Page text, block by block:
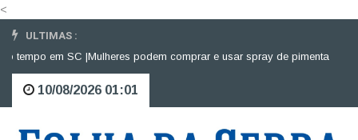
<
ULTIMAS :
em SC |Mulheres podem comprar e usar spray de pimenta para
10/08/2026 01:01